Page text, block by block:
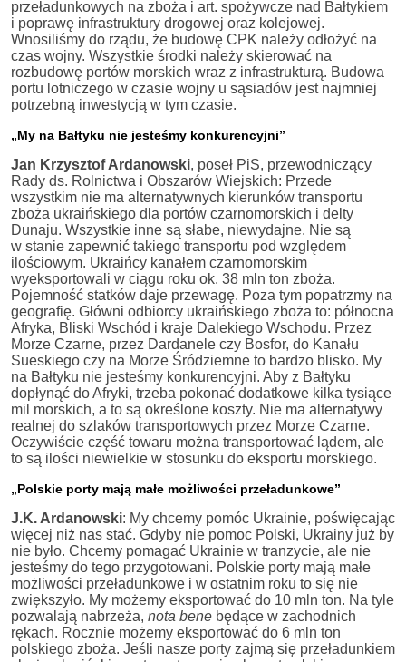
przeładunkowych na zboża i art. spożywcze nad Bałtykiem
i poprawę infrastruktury drogowej oraz kolejowej.
Wnosiliśmy do rządu, że budowę CPK należy odłożyć na
czas wojny. Wszystkie środki należy skierować na
rozbudowę portów morskich wraz z infrastrukturą. Budowa
portu lotniczego w czasie wojny u sąsiadów jest najmniej
potrzebną inwestycją w tym czasie.
„My na Bałtyku nie jesteśmy konkurencyjni”
Jan Krzysztof Ardanowski, poseł PiS, przewodniczący
Rady ds. Rolnictwa i Obszarów Wiejskich: Przede
wszystkim nie ma alternatywnych kierunków transportu
zboża ukraińskiego dla portów czarnomorskich i delty
Dunaju. Wszystkie inne są słabe, niewydajne. Nie są
w stanie zapewnić takiego transportu pod względem
ilościowym. Ukraińcy kanałem czarnomorskim
wyeksportowali w ciągu roku ok. 38 mln ton zboża.
Pojemność statków daje przewagę. Poza tym popatrzmy na
geografię. Główni odbiorcy ukraińskiego zboża to: północna
Afryka, Bliski Wschód i kraje Dalekiego Wschodu. Przez
Morze Czarne, przez Dardanele czy Bosfor, do Kanału
Sueskiego czy na Morze Śródziemne to bardzo blisko. My
na Bałtyku nie jesteśmy konkurencyjni. Aby z Bałtyku
dopłynąć do Afryki, trzeba pokonać dodatkowe kilka tysiące
mil morskich, a to są określone koszty. Nie ma alternatywy
realnej do szlaków transportowych przez Morze Czarne.
Oczywiście część towaru można transportować lądem, ale
to są ilości niewielkie w stosunku do eksportu morskiego.
„Polskie porty mają małe możliwości przeładunkowe”
J.K. Ardanowski: My chcemy pomóc Ukrainie, poświęcając
więcej niż nas stać. Gdyby nie pomoc Polski, Ukrainy już by
nie było. Chcemy pomagać Ukrainie w tranzycie, ale nie
jesteśmy do tego przygotowani. Polskie porty mają małe
możliwości przeładunkowe i w ostatnim roku to się nie
zwiększyło. My możemy eksportować do 10 mln ton. Na tyle
pozwalają nabrzeża, nota bene będące w zachodnich
rękach. Rocznie możemy eksportować do 6 mln ton
polskiego zboża. Jeśli nasze porty zajmą się przeładunkiem